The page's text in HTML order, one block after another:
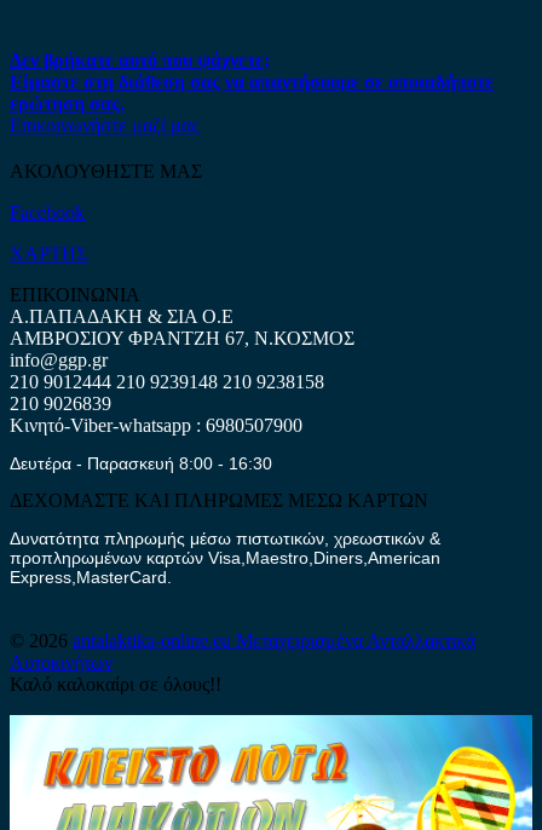
Δεν βρήκατε αυτό που ψάχνετε;
Είμαστε στη διάθεση σας να απαντήσουμε σε οποιαδήποτε
ερώτηση σας.
Επικοινωνήστε μαζί μας
ΑΚΟΛΟΥΘΗΣΤΕ ΜΑΣ
Facebook
ΧΑΡΤΗΣ
ΕΠΙΚΟΙΝΩΝΙΑ
Α.ΠΑΠΑΔΑΚΗ & ΣΙΑ Ο.Ε
ΑΜΒΡΟΣΙΟΥ ΦΡΑΝΤΖΗ 67, Ν.ΚΟΣΜΟΣ
info@ggp.gr
210 9012444 210 9239148 210 9238158
210 9026839
Κινητό-Viber-whatsapp : 6980507900
Δευτέρα - Παρασκευή 8:00 - 16:30
ΔΕΧΟΜΑΣΤΕ ΚΑΙ ΠΛΗΡΩΜΕΣ ΜΕΣΩ ΚΑΡΤΩΝ
Δυνατότητα πληρωμής μέσω πιστωτικών, χρεωστικών &
προπληρωμένων καρτών Visa,Maestro,Diners,American
Express,MasterCard.
© 2026 antalaktika-online.eu Μεταχειρισμένα Ανταλλακτικά
Αυτοκινήτων
Καλό καλοκαίρι σε όλους!!